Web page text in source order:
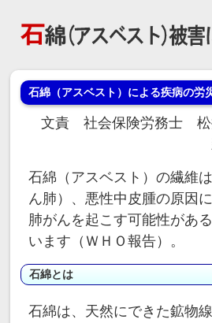
石綿（アスベスト）による疾病の労
文責 社会保険労務士
石綿（アスベスト）の繊維
ん肺）、悪性中皮腫の原因
肺がんを起こす可能性があ
います（ＷＨＯ報告）。
石綿とは
石綿は、天然にできた鉱物